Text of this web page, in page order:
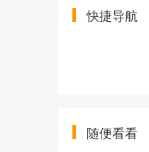
快捷导航
随便看看